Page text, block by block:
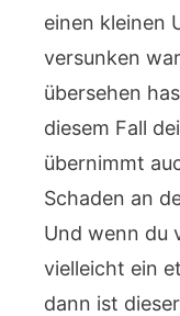
einen kleinen
versunken
übersehen
diesem Fall
übernimmt
Schaden an
Und wenn du
vielleicht ein
dann ist